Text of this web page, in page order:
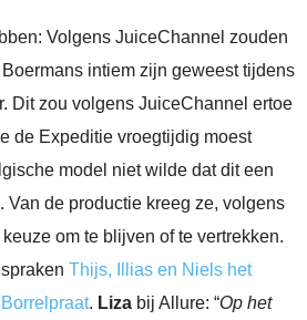
Volgens JuiceChannel zouden
intiem zijn geweest tijdens
Dit zou volgens JuiceChannel ertoe
de Expeditie vroegtijdig moest
model niet wilde dat dit een
Van de productie kreeg ze, volgens
om te blijven of te vertrekken.
Thijs, Illias en Niels het
. Liza bij Allure: “Op het